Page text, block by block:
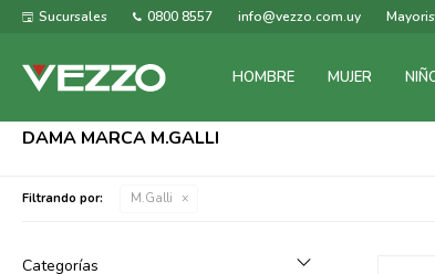
HOMBRE MUJER
Sucursales 0800 8557 info@vezzo.com.uy
DAMA MARCA M.GALLI
Filtrando por: M.Galli
Categorías